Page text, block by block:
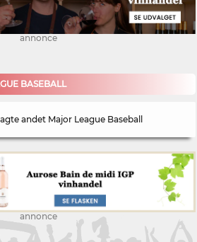
annonce
BASEBALL
andet Major League Baseball
annonce